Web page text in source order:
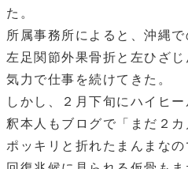
た。
所属事務所によると、沖縄
左足関節外果骨折と左ひざ
気力で仕事を続けてきた。
しかし、２月下旬にハイヒ
釈本人もブログで「まだ２カ
ポッキリと折れたまんまなの